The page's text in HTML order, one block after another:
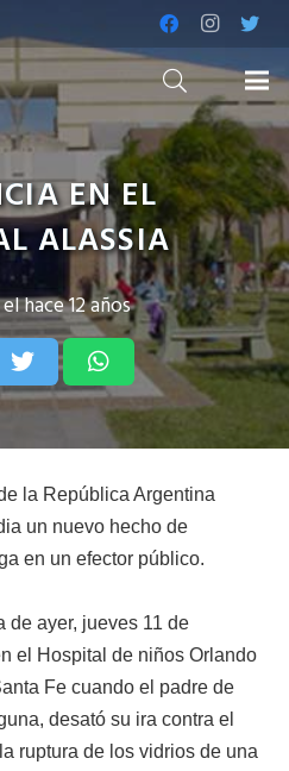
EN EL
ALASSIA
elhace 12 años
la República Argentina
un nuevo hecho de
en un efector público.
de ayer, jueves 11 de
el Hospital de niños Orlando
Fe cuando el padre de
desató su ira contra el
ruptura de los vidrios de una